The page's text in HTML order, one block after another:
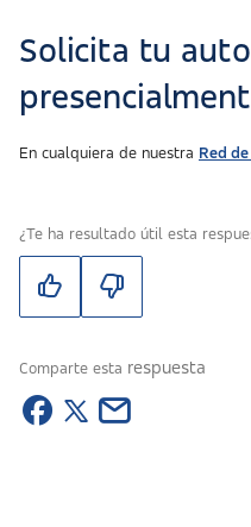
Solicita tu
En cualquiera de nuestra Red
¿Te ha resultado útil esta
Comparte esta respuesta